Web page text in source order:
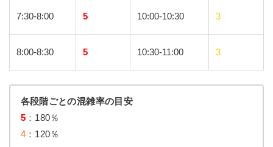
7:30-8:00 5 10:00-10:30 3
8:00-8:30 5 10:30-11:00 3
各段階ごとの混雑率の目安
5：180％
4：120％